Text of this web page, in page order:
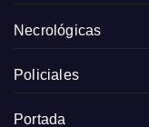
Necrológicas
Policiales
Portada